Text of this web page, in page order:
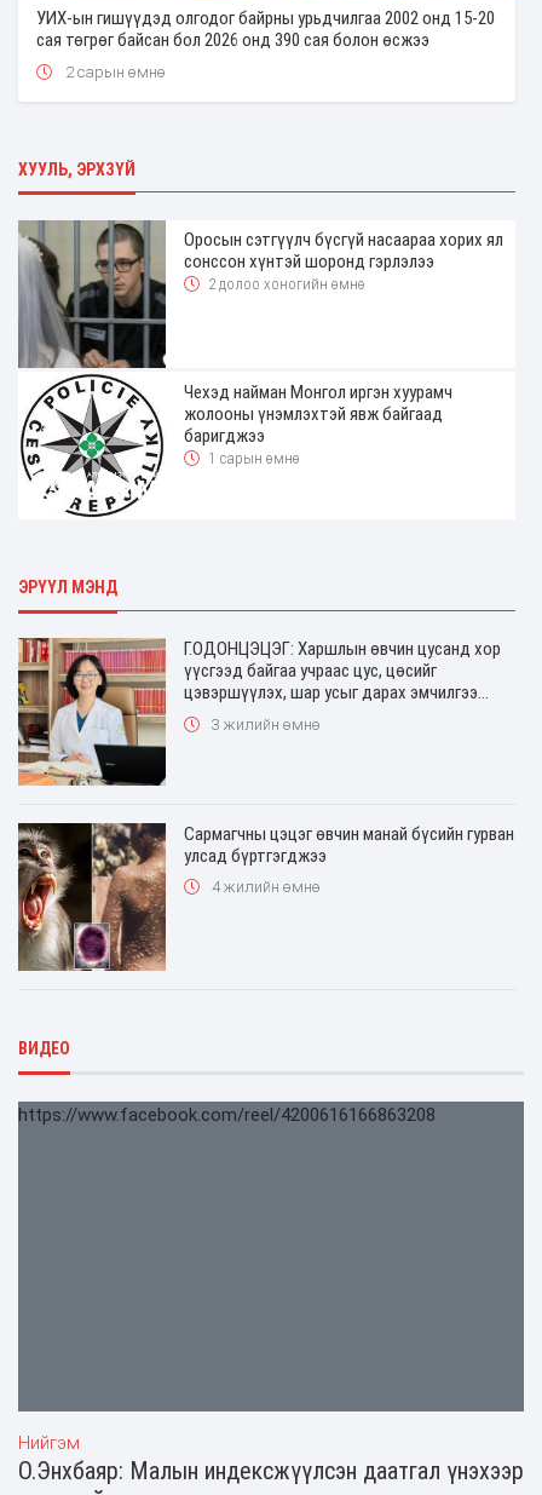
УИХ-ын гишүүдэд олгодог байрны урьдчилгаа 2002 онд 15-20
сая төгрөг байсан бол 2026 онд 390 сая болон өсжээ
2 сарын өмнө
ХУУЛЬ, ЭРХЗҮЙ
Оросын сэтгүүлч бүсгүй насаараа хорих ял
сонссон хүнтэй шоронд гэрлэлээ
2 долоо хоногийн өмнө
Чехэд найман Монгол иргэн хуурамч
жолооны үнэмлэхтэй явж байгаад
баригджээ
1 сарын өмнө
ЭРҮҮЛ МЭНД
Г.ОДОНЦЭЦЭГ: Харшлын өвчин цусанд хор
үүсгээд байгаа учраас цус, цөсийг
цэвэршүүлэх, шар усыг дарах эмчилгээ
хийдэг3 жилийн өмнө
Сармагчны цэцэг өвчин манай бүсийн гурван
улсад бүртгэгджээ
4 жилийн өмнө
ВИДЕО
https://www.facebook.com/reel/4200616166863208
Нийгэм
О.Энхбаяр: Малын индексжүүлсэн даатгал үнэхээр